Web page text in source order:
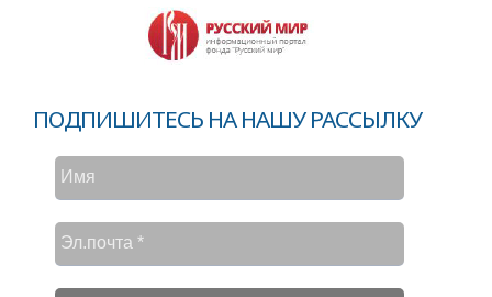
ПОДПИШИТЕСЬ НА НАШУ РАССЫЛКУ